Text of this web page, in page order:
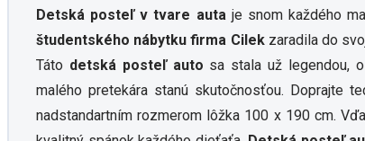
Detská posteľ v tvare autaje snom každého
študentského nábytku firma Cilekzaradila do
Táto detská posteľ auto sa stala už legendou,
malého pretekára stanú skutočnosťou. Doprajte
nadstandartním rozmerom lôžka 100 x 190 cm.